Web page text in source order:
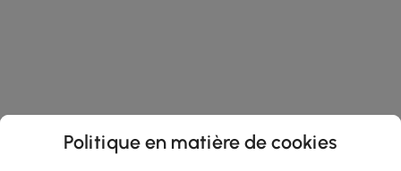
Politique en matière de cookies